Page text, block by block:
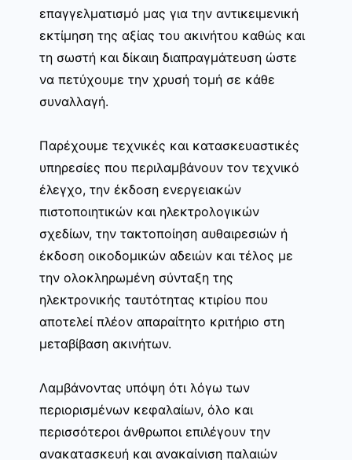
επαγγελματισμό μας για την αντικειμενική
εκτίμηση της αξίας του ακινήτου καθώς και
τη σωστή και δίκαιη διαπραγμάτευση ώστε
να πετύχουμε την χρυσή τομή σε κάθε
συναλλαγή.
Παρέχουμε τεχνικές και κατασκευαστικές
υπηρεσίες που περιλαμβάνουν τον τεχνικό
έλεγχο, την έκδοση ενεργειακών
πιστοποιητικών και ηλεκτρολογικών
σχεδίων, την τακτοποίηση αυθαιρεσιών ή
έκδοση οικοδομικών αδειών και τέλος με
την ολοκληρωμένη σύνταξη της
ηλεκτρονικής ταυτότητας κτιρίου που
αποτελεί πλέον απαραίτητο κριτήριο στη
μεταβίβαση ακινήτων.
Λαμβάνοντας υπόψη ότι λόγω των
περιορισμένων κεφαλαίων, όλο και
περισσότεροι άνθρωποι επιλέγουν την
ανακατασκευή και ανακαίνιση παλαιών